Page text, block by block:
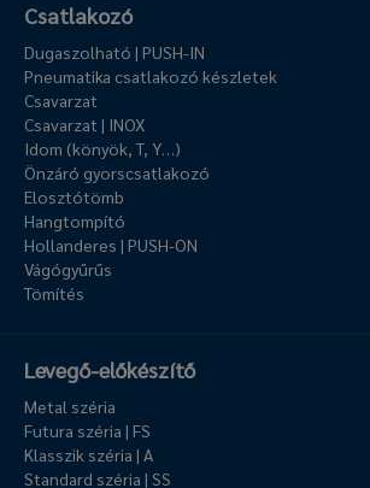
Csatlakozó
Dugaszolható | PUSH-IN
Pneumatika csatlakozó készletek
Csavarzat
Csavarzat | INOX
Idom (könyök, T, Y…)
Önzáró gyorscsatlakozó
Elosztótömb
Hangtompító
Hollanderes | PUSH-ON
Vágógyűrűs
Tömítés
Levegő-előkészítő
Metal széria
Futura széria | FS
Klasszik széria | A
Standard széria | SS